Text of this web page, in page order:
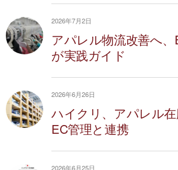
2026年7月2日
アパレル物流改善へ、
が実践ガイド
2026年6月26日
ハイクリ、アパレル
EC管理と連携
2026年6月25日